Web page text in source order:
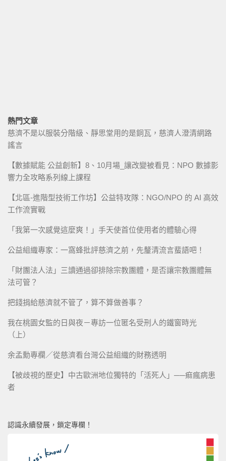
熱門文章
慈濟不是以服裝分階級、靜思堂用的是銅瓦，慈濟人澄清網路
謠言
【數據賦能 公益創新】8、10月場_讓改變被看見：NPO 數據影
響力全攻略系列線上課程
【北區-進階型技術工作坊】公益特攻隊：NGO/NPO 的 AI 高效
工作流實戰
「我第一次感覺這麼爽！」手天使首位使用者的體驗心得
公益組織專家：一窩蜂批評慈濟之前，先釐清流言蜚語吧！
「財團法人法」三讀通過卻排除宗教團體，是否讓宗教團體無
法可管？
把錢捐給慈濟就不管了，算不算做善事？
我在桃園女監的日與夜－專訪一位匿名受刑人的鐵窗時光
（上）
余孟勳專欄／從慈濟看台灣公益組織的財務透明
【被歧視的歷史】中古歐洲地位獨特的「活死人」──痲瘋病患
者
認識永續發展，鎖定專欄！